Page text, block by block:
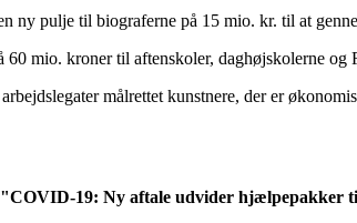
ny pulje til biograferne på 15 mio. kr. til at
mio. kroner til aftenskoler, daghøjskolerne
målrettet kunstnere, der er
19: Ny aftale udvider hjælpepakker